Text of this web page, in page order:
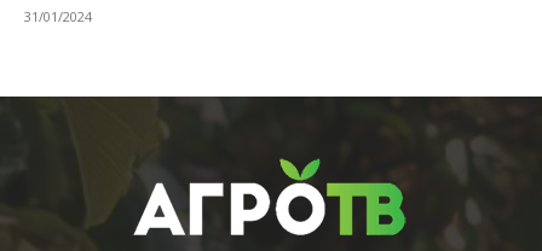
31/01/2024